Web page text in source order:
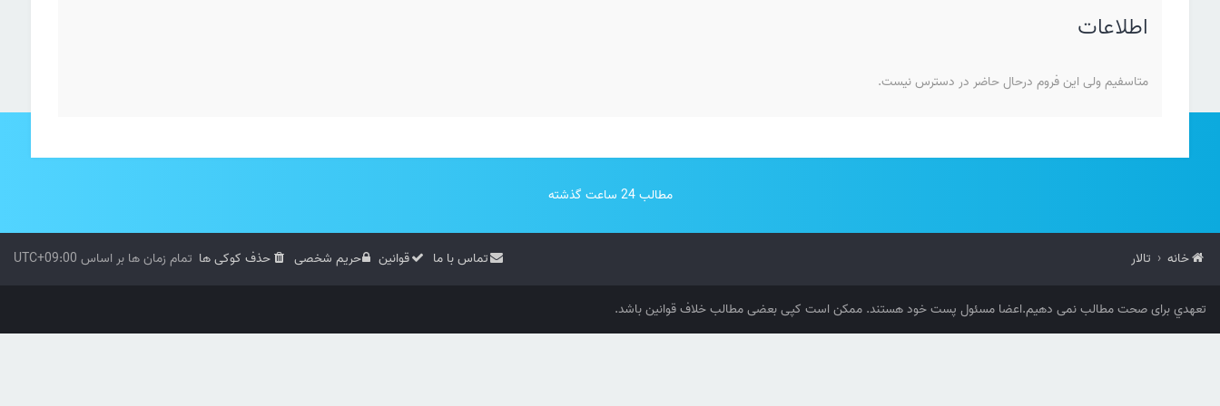
اطلاعات
متاسفیم ولی این فروم درحال حاضر در دسترس نیست.
مطالب 24 ساعت گذشته
خانه تالار تمام زمان ها بر اساس UTC+09:00 حذف کوکی ها حریم شخصی قوانین تماس با ما
تعهدي برای صحت مطالب نمی دهیم.اعضا مسئول پست خود هستند. ممکن است کپی بعضی مطالب خلاف قوانین باشد.